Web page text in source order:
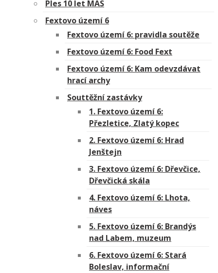
Ples 10 let MAS
Fextovo území 6
Fextovo území 6: pravidla soutěže
Fextovo území 6: Food Fext
Fextovo území 6: Kam odevzdávat
hrací archy
Souttěžní zastávky
1. Fextovo území 6:
Přezletice, Zlatý kopec
2. Fextovo území 6: Hrad
Jenštejn
3. Fextovo území 6: Dřevčice,
Dřevčická skála
4. Fextovo území 6: Lhota,
náves
5. Fextovo území 6: Brandýs
nad Labem, muzeum
6. Fextovo území 6: Stará
Boleslav, informační